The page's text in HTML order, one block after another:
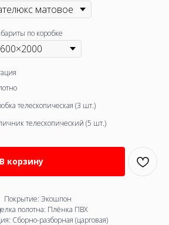
по коробке
телескопическая (3 шт.)
телескопический (5 шт.)
В корзину
Покрытие: Экошпон
полотна: Плёнка ПВХ
Сборно-разборная (царговая)